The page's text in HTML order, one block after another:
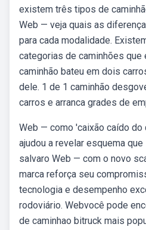
existem três tipos de
Web — veja quais as
para cada modalidade.
categorias de caminhões que
caminhão bateu em dois
dele. 1 de 1 caminhão
carros e arranca grades de
Web — como 'caixão caído do
ajudou a revelar esquema
salvaro Web — com o novo
marca reforça seu
tecnologia e desempenho
rodoviário. Webvocê pode
de caminhao bitruck mais